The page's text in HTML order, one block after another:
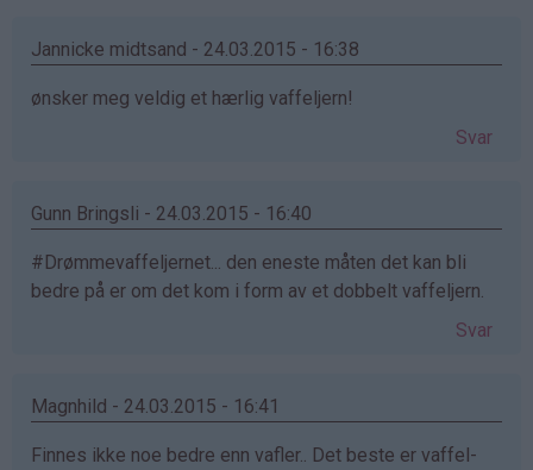
Jannicke midtsand - 24.03.2015 - 16:38
ønsker meg veldig et hærlig vaffeljern!
Svar
Gunn Bringsli - 24.03.2015 - 16:40
#Drømmevaffeljernet... den eneste måten det kan bli
bedre på er om det kom i form av et dobbelt vaffeljern.
Svar
Magnhild - 24.03.2015 - 16:41
Finnes ikke noe bedre enn vafler.. Det beste er vaffel-